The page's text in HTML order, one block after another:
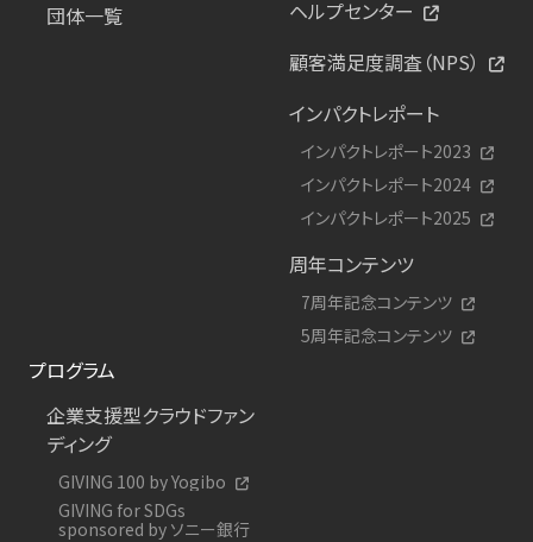
団体一覧
ヘルプセンター
顧客満足度調査（NPS）
インパクトレポート
インパクトレポート2023
インパクトレポート2024
インパクトレポート2025
周年コンテンツ
7周年記念コンテンツ
5周年記念コンテンツ
プログラム
企業支援型クラウドファン
ディング
GIVING 100 by Yogibo
GIVING for SDGs
sponsored by ソニー銀行